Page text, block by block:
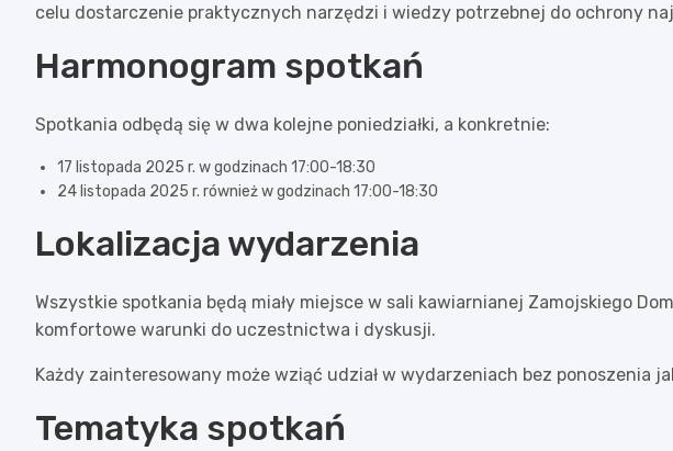
celu dostarczenie praktycznych narzędzi i wiedzy potrzebnej do ochrony
Harmonogram spotkań
Spotkania odbędą się w dwa kolejne poniedziałki, a konkretnie:
17 listopada 2025 r. w godzinach 17:00-18:30
24 listopada 2025 r. również w godzinach 17:00-18:30
Lokalizacja wydarzenia
Wszystkie spotkania będą miały miejsce w sali kawiarnianej Zamojskiego
komfortowe warunki do uczestnictwa i dyskusji.
Każdy zainteresowany może wziąć udział w wydarzeniach bez ponoszenia
Tematyka spotkań